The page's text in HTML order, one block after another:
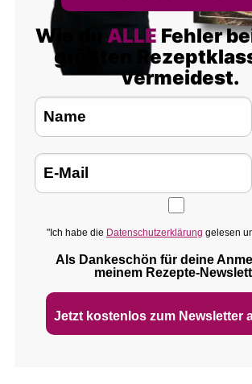
Wie du ALLE Fehler
größten
vermeidest.
"Ich habe die Datenschutzerklärung gelesen
Als Dankeschön für deine
meinem
Jetzt kostenlos zum Newsletter